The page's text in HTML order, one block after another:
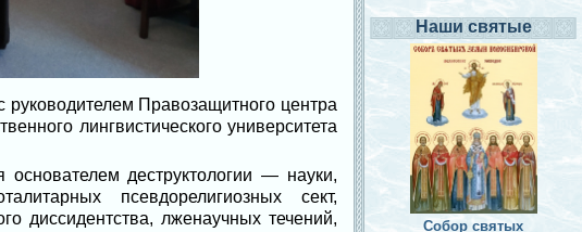
Правозащитного центра
лингвистического университета
деструктологии — науки,
псевдорелигиозных сект,
диссидентства, лженаучных течений,
Наши святые
Собор святых